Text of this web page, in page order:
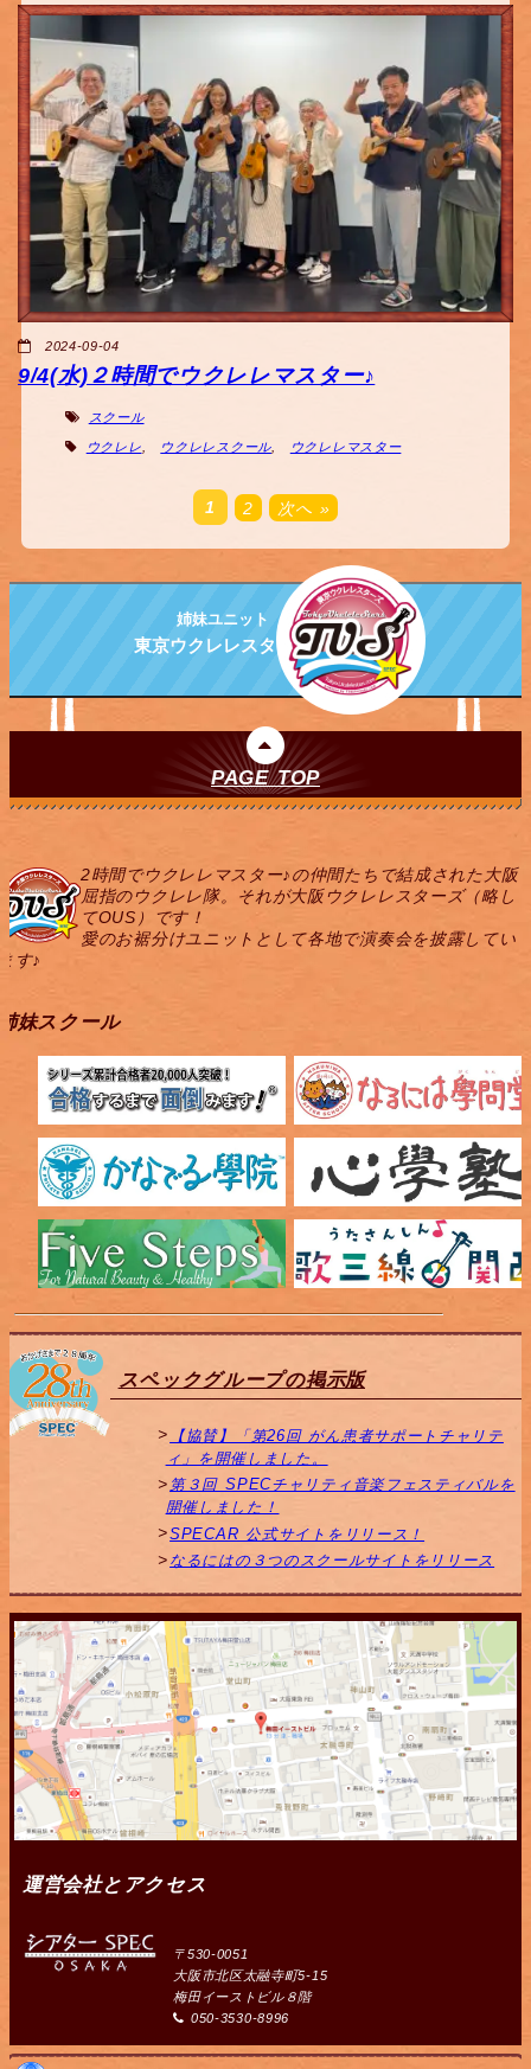
2024-09-04
9/4(水)２時間でウクレレマスター♪
スクール
ウクレレ ウクレレスクール, ウクレレマスター
1 2 次へ »
姉妹ユニット
東京ウクレレスターズ
PAGE TOP
2時間でウクレレマスター♪の仲間たちで結成された大阪
屈指のウクレレ隊。それが大阪ウクレレスターズ（略し
てOUS）です！
愛のお裾分けユニットとして各地で演奏会を披露してい
す♪
妹スクール
スペックグループの掲示版
【協賛】「第26回 がん患者サポートチャリテ
ィ」を開催しました。
第３回 SPECチャリティ音楽フェスティバルを
開催しました！
SPECAR 公式サイトをリリース！
なるにはの３つのスクールサイトをリリース
運営会社とアクセス
〒530-0051
大阪市北区太融寺町5-15
梅田イーストビル８階
050-3530-8996